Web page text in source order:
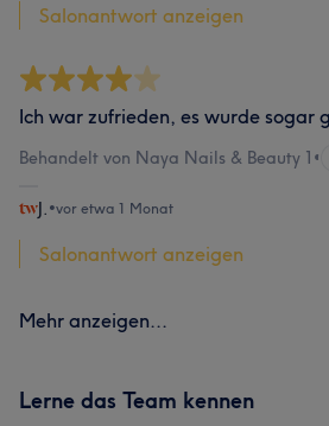
Salonantwort anzeigen
Ich war zufrieden, es wurde sogar
Behandelt von Naya Nails & Beauty 1 •
J. •vor etwa 1 Monat
Salonantwort anzeigen
Mehr anzeigen...
Lerne das Team kennen